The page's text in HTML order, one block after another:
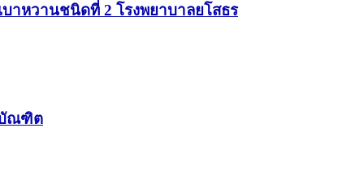
าหวานชนิดที่ 2 โรงพยาบาลยโสธร
บัณฑิต